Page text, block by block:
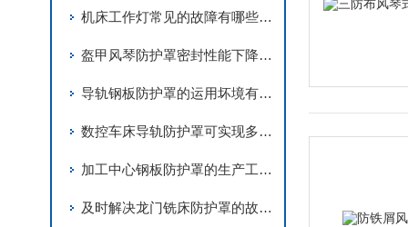
机床工作灯常见的故障有哪些？应该如何处理？
盔甲风琴防护罩密封性能下降的主要原因有哪些？
导轨钢板防护罩的运用坏境有哪些
数控车床导轨防护罩可实现多种功能
加工中心钢板防护罩的生产工艺非常
及时解决龙门铣床防护罩的故障可确保设备的安全性